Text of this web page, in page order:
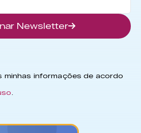
Newsletter
minhas informações de acordo